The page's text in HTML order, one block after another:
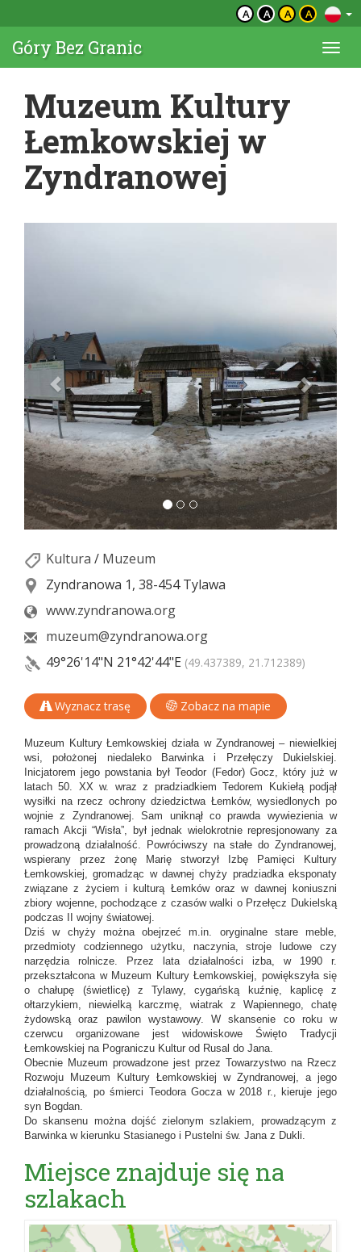
A A A A
Góry Bez Granic
Muzeum Kultury
Łemkowskiej w
Zyndranowej
Kultura / Muzeum
Zyndranowa 1, 38-454 Tylawa
www.zyndranowa.org
muzeum@zyndranowa.org
49°26'14"N 21°42'44"E (49.437389, 21.712389)
Wyznacz trasę Zobacz na mapie
Muzeum Kultury Łemkowskiej działa w Zyndranowej – niewielkiej
wsi, położonej niedaleko Barwinka i Przełęczy Dukielskiej.
Inicjatorem jego powstania był Teodor (Fedor) Gocz, który już w
latach 50. XX w. wraz z pradziadkiem Tedorem Kukiełą podjął
wysiłki na rzecz ochrony dziedzictwa Łemków, wysiedlonych po
wojnie z Zyndranowej. Sam uniknął co prawda wywiezienia w
ramach Akcji “Wisła”, był jednak wielokrotnie represjonowany za
prowadzoną działalność. Powróciwszy na stałe do Zyndranowej,
wspierany przez żonę Marię stworzył Izbę Pamięci Kultury
Łemkowskiej, gromadząc w dawnej chyży pradziadka eksponaty
związane z życiem i kulturą Łemków oraz w dawnej koniuszni
zbiory wojenne, pochodzące z czasów walki o Przełęcz Dukielską
podczas II wojny światowej.
Dziś w chyży można obejrzeć m.in. oryginalne stare meble,
przedmioty codziennego użytku, naczynia, stroje ludowe czy
narzędzia rolnicze. Przez lata działalności izba, w 1990 r.
przekształcona w Muzeum Kultury Łemkowskiej, powiększyła się
o chałupę (świetlicę) z Tylawy, cygańską kuźnię, kaplicę z
ołtarzykiem, niewielką karczmę, wiatrak z Wapiennego, chatę
żydowską oraz pawilon wystawowy. W skansenie co roku w
czerwcu organizowane jest widowiskowe Święto Tradycji
Łemkowskiej na Pograniczu Kultur od Rusal do Jana.
Obecnie Muzeum prowadzone jest przez Towarzystwo na Rzecz
Rozwoju Muzeum Kultury Łemkowskiej w Zyndranowej, a jego
działalnością, po śmierci Teodora Gocza w 2018 r., kieruje jego
syn Bogdan.
Do skansenu można dojść zielonym szlakiem, prowadzącym z
Barwinka w kierunku Stasianego i Pustelni św. Jana z Dukli.
Miejsce znajduje się na
szlakach